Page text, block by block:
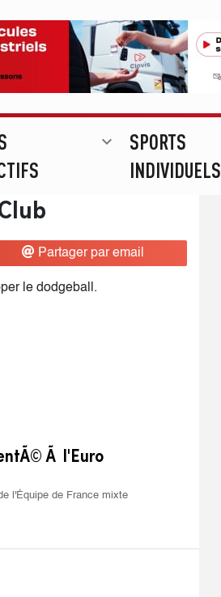
expand_more
SPORTS
INDIVIDUELS
Partager par email
le dodgeball.
Ã l'Euro
l'Équipe de France mixte